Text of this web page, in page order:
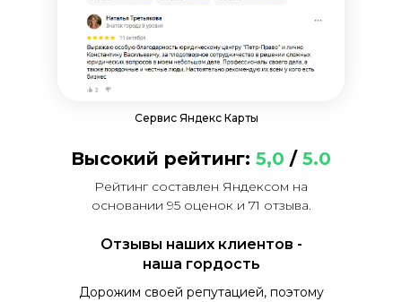
Высокий рейтинг: 5,0 / 5.0
Рейтинг составлен Яндексом на
основании 95 оценок и 71 отзыва.
Дорожим своей репутацией, поэтому
Отзывы наших клиентов -
наша гордость
Сервис Яндекс Карты